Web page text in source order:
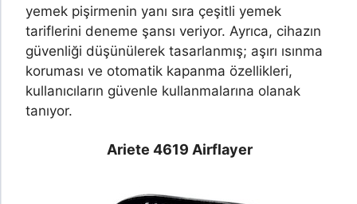
yemek pişirmenin yanı sıra çeşitli yemek
tariflerini deneme şansı veriyor. Ayrıca, cihazın
güvenliği düşünülerek tasarlanmış; aşırı ısınma
koruması ve otomatik kapanma özellikleri,
kullanıcıların güvenle kullanmalarına olanak
tanıyor.
Ariete 4619 Airflayer